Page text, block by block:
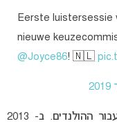
Eerste luistersessie
nieuwe
@Joyce86! 🇳🇱
השיטה הנוכחית הוכחה כמוצלחת מאוד עבור ההולנדים. ב- 2013